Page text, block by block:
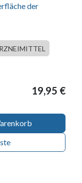
der
19,95 €